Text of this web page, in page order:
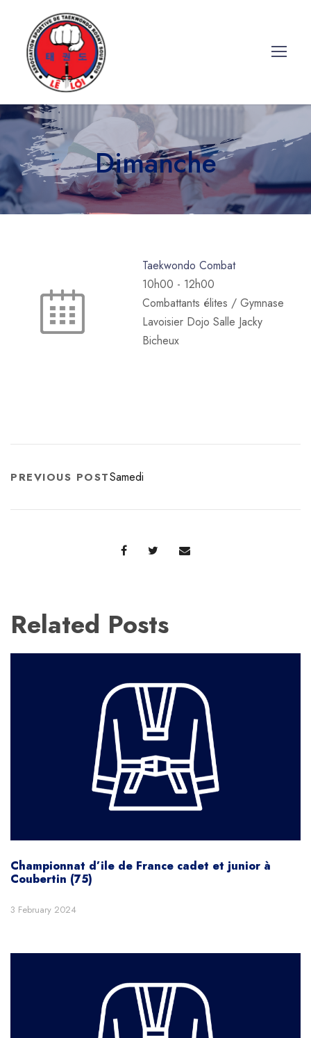
Dimanche
Taekwondo Combat
10h00 - 12h00
Combattants élites / Gymnase
Lavoisier Dojo Salle Jacky
Bicheux
PREVIOUS POSTSamedi
Related Posts
Championnat d’ile de France cadet et junior à
Coubertin (75)
3 February 2024